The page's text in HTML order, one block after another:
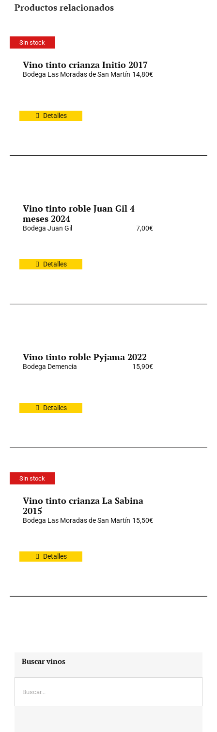
Productos relacionados
Sin stock
Vino tinto crianza Initio 2017
Bodega Las Moradas de San Martín 14,80€
Detalles
Vino tinto roble Juan Gil 4
meses 2024
Bodega Juan Gil 7,00€
Detalles
Vino tinto roble Pyjama 2022
Bodega Demencia 15,90€
Detalles
Sin stock
Vino tinto crianza La Sabina
2015
Bodega Las Moradas de San Martín 15,50€
Detalles
Buscar vinos